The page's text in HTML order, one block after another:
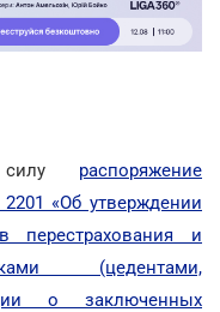
силу распоряжение
«Об утверждении
перестрахования и
(цедентами,
о заключенных